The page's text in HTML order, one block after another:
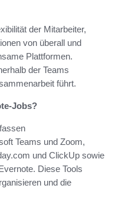
der Mitarbeiter,
von überall und
Plattformen.
der Teams
führt.
Jobs?
Teams und Zoom,
und ClickUp sowie
Diese Tools
und die